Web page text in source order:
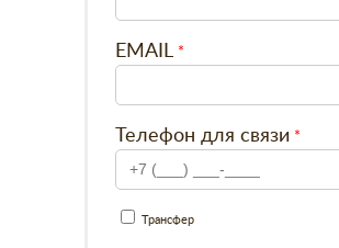
EMAIL
Телефон для связи
Трансфер